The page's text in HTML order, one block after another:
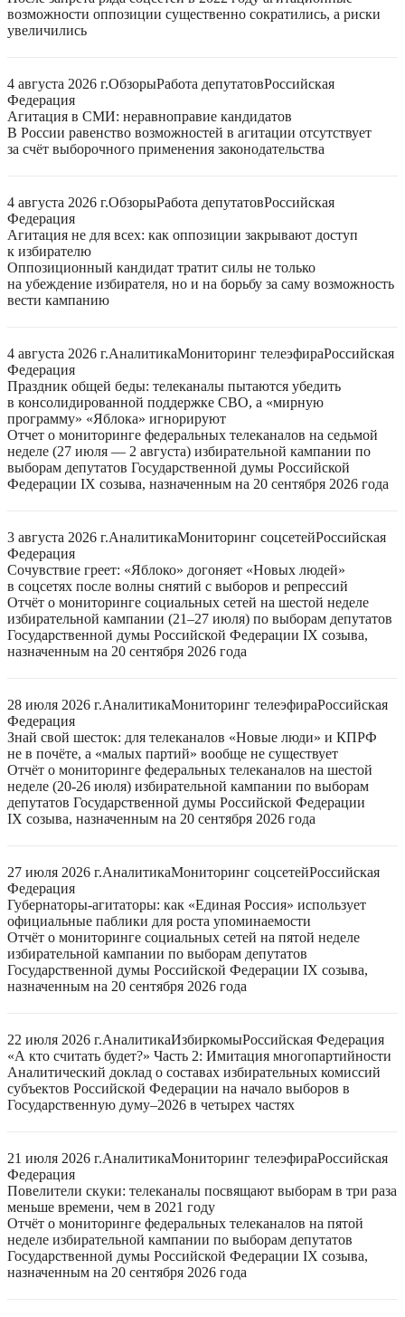
возможности оппозиции существенно сократились, а риски
увеличились
4 августа 2026 г.ОбзорыРабота депутатовРоссийская
Федерация
Агитация в СМИ: неравноправие кандидатов
В России равенство возможностей в агитации отсутствует
за счёт выборочного применения законодательства
4 августа 2026 г.ОбзорыРабота депутатовРоссийская
Федерация
Агитация не для всех: как оппозиции закрывают доступ
к избирателю
Оппозиционный кандидат тратит силы не только
на убеждение избирателя, но и на борьбу за саму возможность
вести кампанию
4 августа 2026 г.АналитикаМониторинг телеэфираРоссийская
Федерация
Праздник общей беды: телеканалы пытаются убедить
в консолидированной поддержке СВО, а «мирную
программу» «Яблока» игнорируют
Отчет о мониторинге федеральных телеканалов на седьмой
неделе (27 июля — 2 августа) избирательной кампании по
выборам депутатов Государственной думы Российской
Федерации IX созыва, назначенным на 20 сентября 2026 года
3 августа 2026 г.АналитикаМониторинг соцсетейРоссийская
Федерация
Сочувствие греет: «Яблоко» догоняет «Новых людей»
в соцсетях после волны снятий с выборов и репрессий
Отчёт о мониторинге социальных сетей на шестой неделе
избирательной кампании (21–27 июля) по выборам депутатов
Государственной думы Российской Федерации IX созыва,
назначенным на 20 сентября 2026 года
28 июля 2026 г.АналитикаМониторинг телеэфираРоссийская
Федерация
Знай свой шесток: для телеканалов «Новые люди» и КПРФ
не в почёте, а «малых партий» вообще не существует
Отчёт о мониторинге федеральных телеканалов на шестой
неделе (20-26 июля) избирательной кампании по выборам
депутатов Государственной думы Российской Федерации
IX созыва, назначенным на 20 сентября 2026 года
27 июля 2026 г.АналитикаМониторинг соцсетейРоссийская
Федерация
Губернаторы-агитаторы: как «Единая Россия» использует
официальные паблики для роста упоминаемости
Отчёт о мониторинге социальных сетей на пятой неделе
избирательной кампании по выборам депутатов
Государственной думы Российской Федерации IX созыва,
назначенным на 20 сентября 2026 года
22 июля 2026 г.АналитикаИзбиркомыРоссийская Федерация
«А кто считать будет?» Часть 2: Имитация многопартийности
Аналитический доклад о составах избирательных комиссий
субъектов Российской Федерации на начало выборов в
Государственную думу–2026 в четырех частях
21 июля 2026 г.АналитикаМониторинг телеэфираРоссийская
Федерация
Повелители скуки: телеканалы посвящают выборам в три раза
меньше времени, чем в 2021 году
Отчёт о мониторинге федеральных телеканалов на пятой
неделе избирательной кампании по выборам депутатов
Государственной думы Российской Федерации IX созыва,
назначенным на 20 сентября 2026 года